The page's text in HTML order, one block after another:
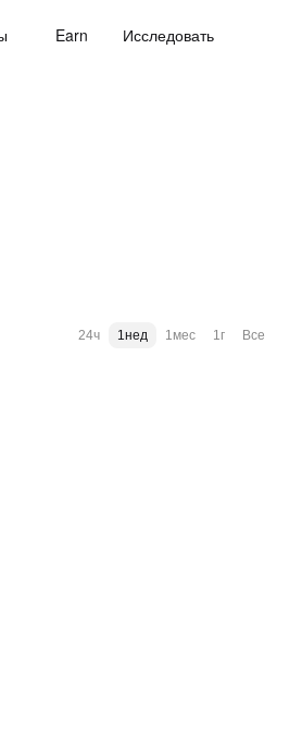
Earn Исследовать
24ч 1нед 1мес 1г Все